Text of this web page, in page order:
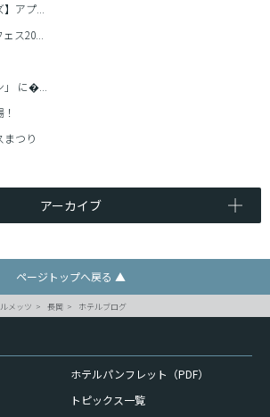
アプ...
ス20...
」 に�...
まつり
アーカイブ
ページトップへ戻る ▲
メッツ 長岡 ホテルブログ
ホテルパンフレット（PDF）
トピックス一覧